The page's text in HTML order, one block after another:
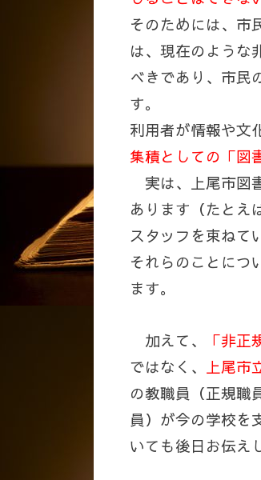
そのためには、市
は、現在のような
べきであり、市民
す。
利用者が情報や文
集積としての「図
実は、上尾市図
あります（たとえ
スタッフを束ねて
それらのことにつ
ます。
加えて、 「非
ではなく、
上尾市
の教職員（正規職
員）が今の学校を
いても後日お伝え